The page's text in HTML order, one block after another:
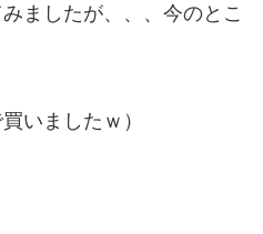
ましたが、、、今のとこ
いましたｗ）